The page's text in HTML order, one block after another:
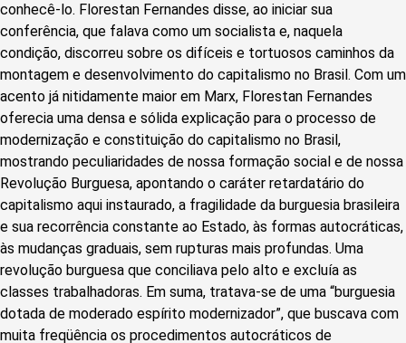
conhecê-lo. Florestan Fernandes disse, ao iniciar sua
conferência, que falava como um socialista e, naquela
condição, discorreu sobre os difíceis e tortuosos caminhos da
montagem e desenvolvimento do capitalismo no Brasil. Com um
acento já nitidamente maior em Marx, Florestan Fernandes
oferecia uma densa e sólida explicação para o processo de
modernização e constituição do capitalismo no Brasil,
mostrando peculiaridades de nossa formação social e de nossa
Revolução Burguesa, apontando o caráter retardatário do
capitalismo aqui instaurado, a fragilidade da burguesia brasileira
e sua recorrência constante ao Estado, às formas autocráticas,
às mudanças graduais, sem rupturas mais profundas. Uma
revolução burguesa que conciliava pelo alto e excluía as
classes trabalhadoras. Em suma, tratava-se de uma “burguesia
dotada de moderado espírito modernizador”, que buscava com
muita freqüência os procedimentos autocráticos de